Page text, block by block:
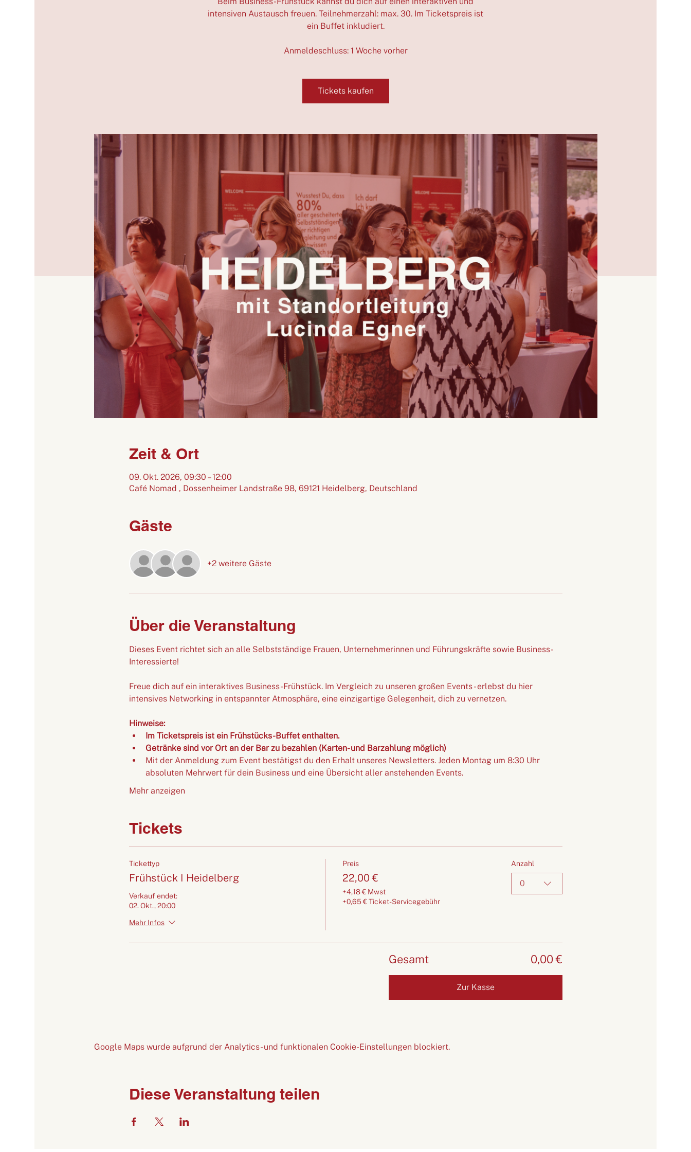
intensiven Austausch freuen. Teilnehmerzahl: max. 30. Im Ticketspreis ist
ein Buffet inkludiert.
Anmeldeschluss: 1 Woche vorher
Tickets kaufen
Zeit & Ort
09. Okt. 2026, 09:30 – 12:00
Café Nomad , Dossenheimer Landstraße 98, 69121 Heidelberg, Deutschland
Gäste
+2 weitere Gäste
Über die Veranstaltung
Dieses Event richtet sich an alle Selbstständige Frauen, Unternehmerinnen und Führungskräfte sowie Business-
Interessierte!
Freue dich auf ein interaktives Business-Frühstück. Im Vergleich zu unseren großen Events - erlebst du hier
intensives Networking in entspannter Atmosphäre, eine einzigartige Gelegenheit, dich zu vernetzen.
Hinweise:
Im Ticketspreis ist ein Frühstücks-Buffet enthalten.
Getränke sind vor Ort an der Bar zu bezahlen (Karten- und Barzahlung möglich)
M﻿it der Anmeldung zum Event bestätigst du den Erhalt unseres Newsletters. Jeden Montag um 8:30 Uhr
absoluten Mehrwert für dein Business und eine Übersicht aller anstehenden Events.
Mehr anzeigen
Tickets
Tickettyp
Frühstück I Heidelberg
Verkauf endet:
02. Okt., 20:00
Mehr Infos
Preis
22,00 €
+4,18 € Mwst
+0,65 € Ticket-Servicegebühr
Anzahl
0
Gesamt 0,00 €
Zur Kasse
Google Maps wurde aufgrund der Analytics- und funktionalen Cookie-Einstellungen blockiert.
Diese Veranstaltung teilen